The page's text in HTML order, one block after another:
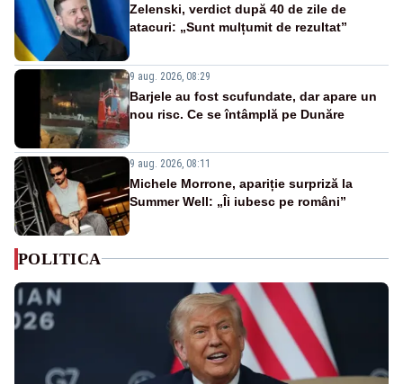
Zelenski, verdict după 40 de zile de
atacuri: „Sunt mulțumit de rezultat”
9 aug. 2026, 08:29
Barjele au fost scufundate, dar apare un
nou risc. Ce se întâmplă pe Dunăre
9 aug. 2026, 08:11
Michele Morrone, apariție surpriză la
Summer Well: „Îi iubesc pe români”
POLITICA